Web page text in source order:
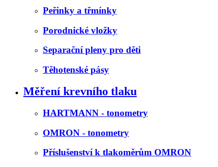
Peřinky a třmínky
Porodnické vložky
Separační pleny pro děti
Těhotenské pásy
Měření krevního tlaku
HARTMANN - tonometry
OMRON - tonometry
Příslušenství k tlakoměrům OMRON